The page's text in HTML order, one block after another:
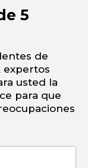
5
de
expertos
usted la
para que